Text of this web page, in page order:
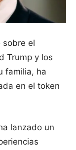
sobre el
Trump y los
familia, ha
en el token
lanzado un